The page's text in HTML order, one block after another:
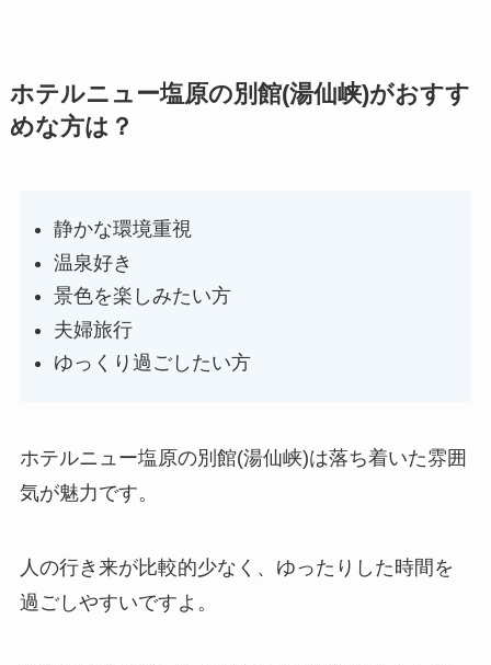
ホテルニュー塩原の別館(湯仙峡)がおすす
めな方は？
静かな環境重視
温泉好き
景色を楽しみたい方
夫婦旅行
ゆっくり過ごしたい方
ホテルニュー塩原の別館(湯仙峡)は落ち着いた雰囲
気が魅力です。
人の行き来が比較的少なく、ゆったりした時間を
過ごしやすいですよ。